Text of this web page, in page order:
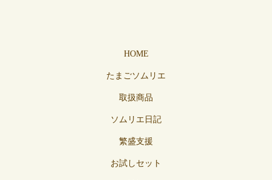
HOME
たまごソムリエ
取扱商品
ソムリエ日記
繁盛支援
お試しセット